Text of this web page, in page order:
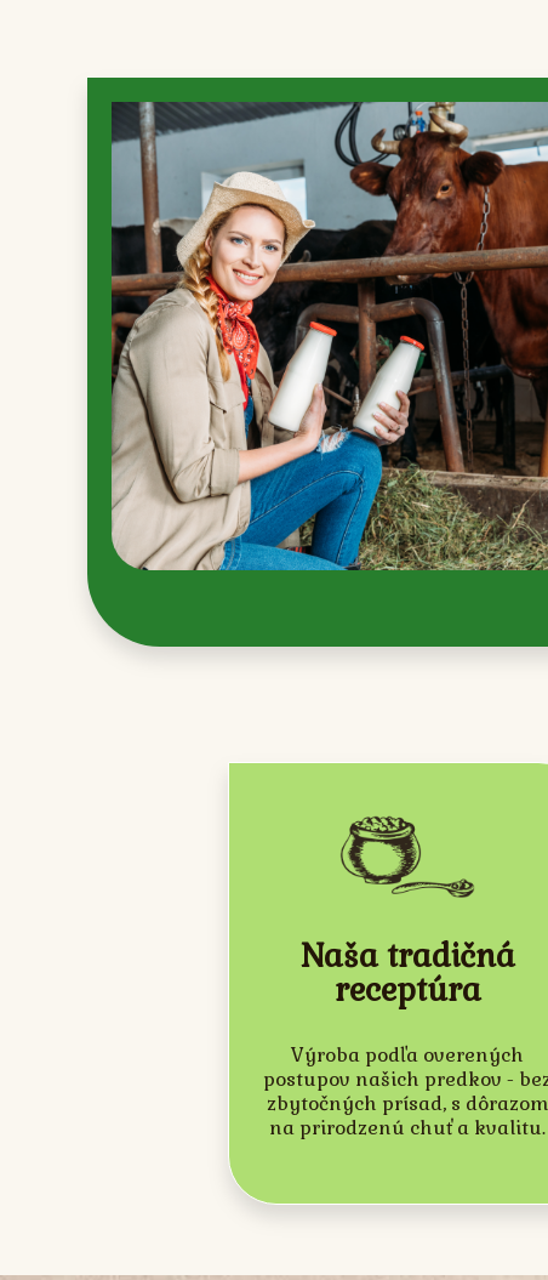
Naša tradičná
receptúra
Výroba podľa overených
postupov našich predkov -
zbytočných prísad, s dôrazom
na prirodzenú chuť a kvalitu.